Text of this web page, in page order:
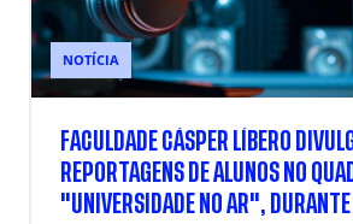
NOTÍCIA
FACULDADE CÁSPER LÍBERO
REPORTAGENS DE ALUNOS NO
"UNIVERSIDADE NO AR",